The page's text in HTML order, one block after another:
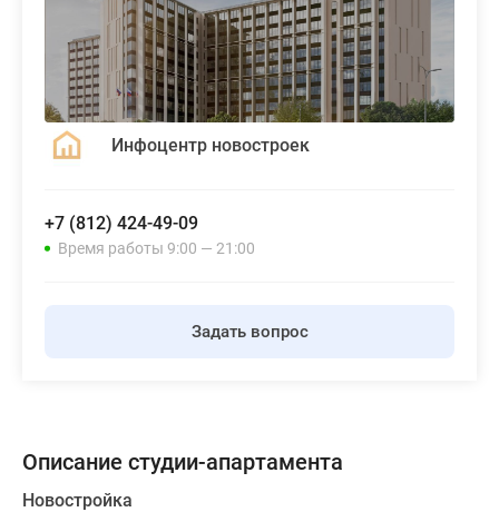
Инфоцентр новостроек
+7 (812) 424-49-09
Время работы 9:00 — 21:00
Задать вопрос
Описание студии-апартамента
Новостройка